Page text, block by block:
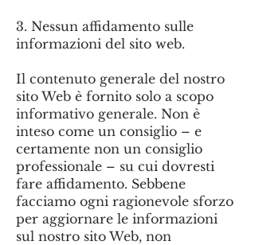
3. Nessun affidamento sulle
informazioni del sito web.
Il contenuto generale del nostro
sito Web è fornito solo a scopo
informativo generale. Non è
inteso come un consiglio – e
certamente non un consiglio
professionale – su cui dovresti
fare affidamento. Sebbene
facciamo ogni ragionevole sforzo
per aggiornare le informazioni
sul nostro sito Web, non